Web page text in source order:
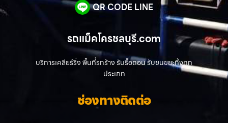
QR CODE LINE
รถแม็คโครชลบุรี.com
บริการเคลียร์ริ่ง พื้นที่รกร้าง รับรื้อถอน รับขนขยะทิ้งทุก
ประเภท
ช่องทางติดต่อ